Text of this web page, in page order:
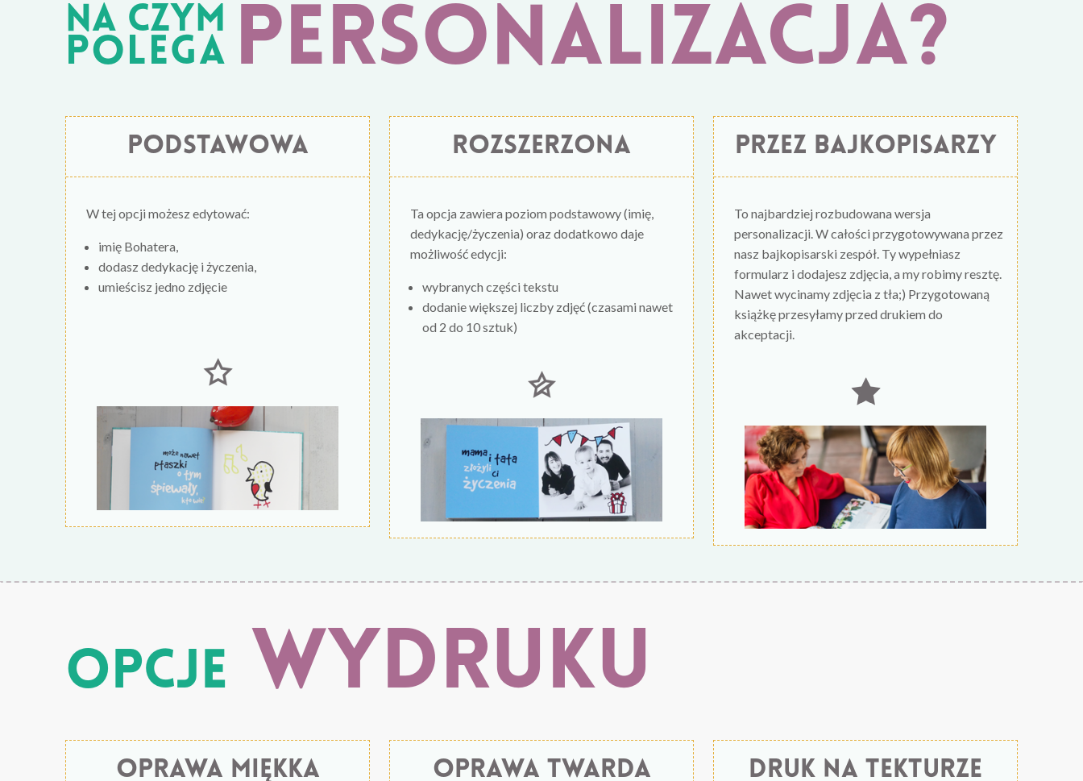
Na czym
polega personalizacja?
PODSTAWOWA
W tej opcji możesz edytować:
imię Bohatera,
dodasz dedykację i życzenia,
umieścisz jedno zdjęcie
rozszerzona
Ta opcja zawiera poziom podstawowy (imię,
dedykację/życzenia) oraz dodatkowo daje
możliwość edycji:
wybranych części tekstu
dodanie większej liczby zdjęć (czasami nawet
od 2 do 10 sztuk)
przez bajkopisarzy
To najbardziej rozbudowana wersja
personalizacji. W całości przygotowywana przez
nasz bajkopisarski zespół. Ty wypełniasz
formularz i dodajesz zdjęcia, a my robimy resztę.
Nawet wycinamy zdjęcia z tła;) Przygotowaną
książkę przesyłamy przed drukiem do
akceptacji.
Opcje wydruku
oprawa miękka oprawa twarda druk na tekturze